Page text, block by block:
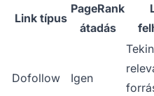
Link típus
PageRank
átadás
Dofollow Igen